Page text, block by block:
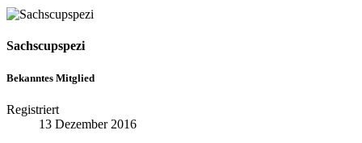
Sachscupspezi
Bekanntes Mitglied
Registriert
13 Dezember 2016